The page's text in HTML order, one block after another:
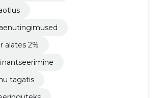
alates 2%
tagatis